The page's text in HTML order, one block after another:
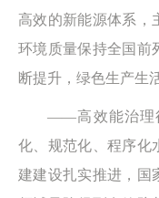
高效的新能源体系，
环境质量保持全国前
断提升，绿色生产生
——高效能治理
化、规范化、程序化
建建设扎实推进，国